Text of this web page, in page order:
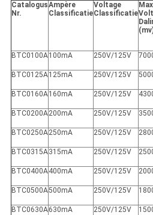
Catalogus
Nr.
Ampère
Classificatie
Voltage
Classificatie
BTC0100A100mA 250V/125V
BTC0125A125mA 250V/125V
BTC0160A160mA 250V/125V
BTC0200A200mA 250V/125V
BTC0250A250mA 250V/125V
BTC0315A315mA 250V/125V
BTC0400A400mA 250V/125V
BTC0500A500mA 250V/125V
BTC0630A630mA 250V/125V